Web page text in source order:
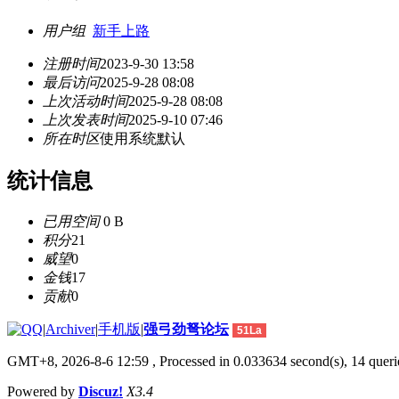
用户组 新手上路
注册时间2023-9-30 13:58
最后访问2025-9-28 08:08
上次活动时间2025-9-28 08:08
上次发表时间2025-9-10 07:46
所在时区使用系统默认
统计信息
已用空间0 B
积分21
威望0
金钱17
贡献0
|Archiver|手机版|强弓劲弩论坛 51La
GMT+8, 2026-8-6 12:59 , Processed in 0.033634 second(s), 14
Powered by Discuz! X3.4